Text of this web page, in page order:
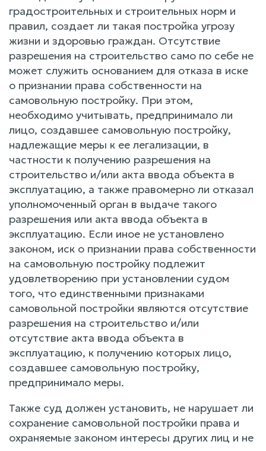
градостроительных и строительных норм и
правил, создает ли такая постройка угрозу
жизни и здоровью граждан. Отсутствие
разрешения на строительство само по себе не
может служить основанием для отказа в иске
о признании права собственности на
самовольную постройку. При этом,
необходимо учитывать, предпринимало ли
лицо, создавшее самовольную постройку,
надлежащие меры к ее легализации, в
частности к получению разрешения на
строительство и/или акта ввода объекта в
эксплуатацию, а также правомерно ли отказал
уполномоченный орган в выдаче такого
разрешения или акта ввода объекта в
эксплуатацию. Если иное не установлено
законом, иск о признании права собственности
на самовольную постройку подлежит
удовлетворению при установлении судом
того, что единственными признаками
самовольной постройки являются отсутствие
разрешения на строительство и/или
отсутствие акта ввода объекта в
эксплуатацию, к получению которых лицо,
создавшее самовольную постройку,
предпринимало меры.
Также суд должен установить, не нарушает ли
сохранение самовольной постройки права и
охраняемые законом интересы других лиц и не